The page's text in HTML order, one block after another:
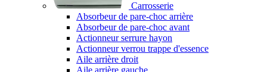
Carrosserie
Absorbeur de pare-choc arrière
Absorbeur de pare-choc avant
Actionneur serrure hayon
Actionneur verrou trappe d'essence
Aile arrière droit
Aile arrière gauche